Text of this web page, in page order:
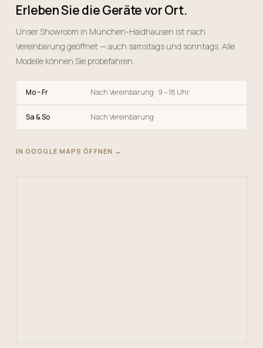
Erleben Sie die Geräte vor Ort.
Unser Showroom in München-Haidhausen ist nach
Vereinbarung geöffnet — auch samstags und sonntags. Alle
Modelle können Sie probefahren.
Mo – Fr Nach Vereinbarung · 9 – 18 Uhr
Sa & So Nach Vereinbarung
IN GOOGLE MAPS ÖFFNEN →